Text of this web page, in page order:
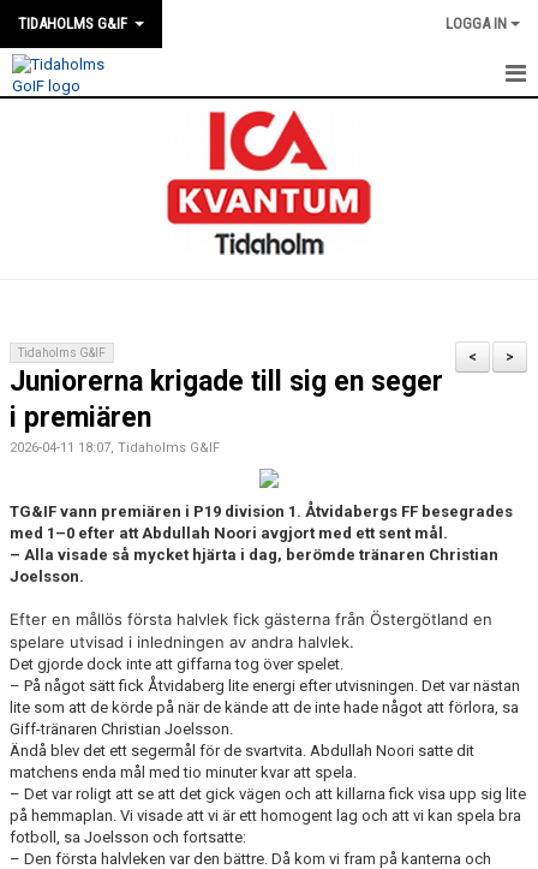
TIDAHOLMS G&IF LOGGA IN
FÖRENINGEN
SOUVENIRER
GAMLA GIFFS TORSDAGSTRÄFFAR
MATCHER
PLANSCHEMA
>
<
Tidaholms G&IF
Juniorerna krigade till sig en seger
i premiären
2026-04-11 18:07, Tidaholms G&IF
TG&IF vann premiären i P19 division 1. Åtvidabergs FF besegrades
med 1–0 efter att Abdullah Noori avgjort med ett sent mål.
– Alla visade så mycket hjärta i dag, berömde tränaren Christian
Joelsson.
Efter en mållös första halvlek fick gästerna från Östergötland en
spelare utvisad i inledningen av andra halvlek.
Det gjorde dock inte att giffarna tog över spelet.
– På något sätt fick Åtvidaberg lite energi efter utvisningen. Det var nästan
lite som att de körde på när de kände att de inte hade något att förlora, sa
Giff-tränaren Christian Joelsson.
Ändå blev det ett segermål för de svartvita. Abdullah Noori satte dit
matchens enda mål med tio minuter kvar att spela.
– Det var roligt att se att det gick vägen och att killarna fick visa upp sig lite
på hemmaplan. Vi visade att vi är ett homogent lag och att vi kan spela bra
fotboll, sa Joelsson och fortsatte:
– Den första halvleken var den bättre. Då kom vi fram på kanterna och